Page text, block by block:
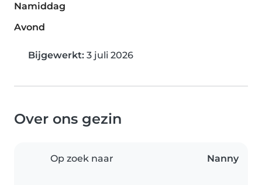
Namiddag
Avond
Bijgewerkt: 3 juli 2026
Over ons gezin
Op zoek naar Nanny